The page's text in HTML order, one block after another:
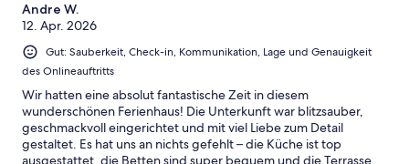
Andre W.
12. Apr. 2026
Gut: Sauberkeit, Check-in, Kommunikation, Lage und Genauigkeit
des Onlineauftritts
Wir hatten eine absolut fantastische Zeit in diesem
wunderschönen Ferienhaus! Die Unterkunft war blitzsauber,
geschmackvoll eingerichtet und mit viel Liebe zum Detail
gestaltet. Es hat uns an nichts gefehlt – die Küche ist top
ausgestattet, die Betten sind super bequem und die Terrasse